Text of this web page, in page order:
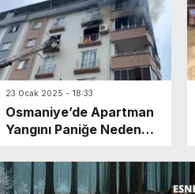
23 Ocak 2025 - 18:33
Osmaniye’de Apartman
Yangını Paniğe Neden